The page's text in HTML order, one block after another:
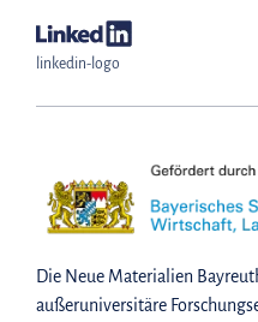
linkedin-logo
Die Neue Materialien
außeruniversitäre